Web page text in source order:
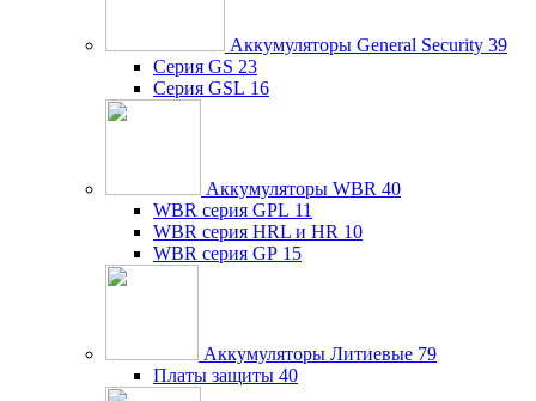
Аккумуляторы General Security 39
Серия GS 23
Серия GSL 16
Аккумуляторы WBR 40
WBR серия GPL 11
WBR серия HRL и HR 10
WBR серия GP 15
Аккумуляторы Литиевые 79
Платы защиты 40